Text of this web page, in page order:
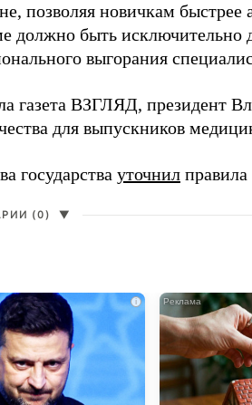
позволяя новичкам быстрее
должно быть исключительно
выгорания
газета ВЗГЛЯД, президент
для выпускников
государства уточнил правила
(0) ▼
i